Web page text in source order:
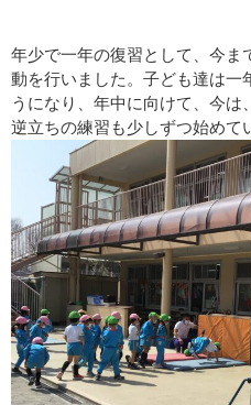
年少で一年の復習として、今ま
動を行いました。子ども達は一
うになり、年中に向けて、今
逆立ちの練習も少しずつ始めて